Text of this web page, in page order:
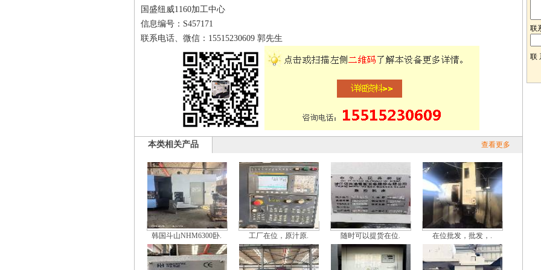
国盛纽威1160加工中心
信息编号：S457171
联系电话、微信：15515230609 郭先生
本类相关产品 查看更多
韩国斗山NHM6300卧. 工厂在位，原汁原. 随时可以提货在位. 在位批发，批发，.
联
联